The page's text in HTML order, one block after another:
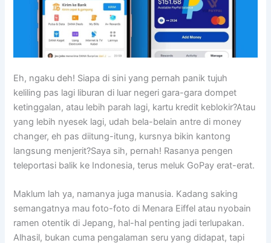
Eh, ngaku deh! Siapa di sini yang pernah panik tujuh
keliling pas lagi liburan di luar negeri gara-gara dompet
ketinggalan, atau lebih parah lagi, kartu kredit keblokir?Atau
yang lebih nyesek lagi, udah bela-belain antre di money
changer, eh pas diitung-itung, kursnya bikin kantong
langsung menjerit?Saya sih, pernah! Rasanya pengen
teleportasi balik ke Indonesia, terus meluk GoPay erat-erat.
Maklum lah ya, namanya juga manusia. Kadang saking
semangatnya mau foto-foto di Menara Eiffel atau nyobain
ramen otentik di Jepang, hal-hal penting jadi terlupakan.
Alhasil, bukan cuma pengalaman seru yang didapat, tapi